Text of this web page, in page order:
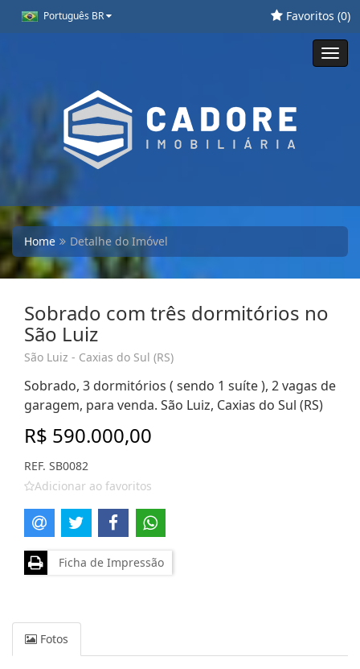
Português BR Favoritos (0)
Home Detalhe do Imóvel
Sobrado com três dormitórios no
São Luiz
São Luiz - Caxias do Sul (RS)
Sobrado, 3 dormitórios ( sendo 1 suíte ), 2 vagas de
garagem, para venda. São Luiz, Caxias do Sul (RS)
R$ 590.000,00
REF. SB0082
Adicionar ao favoritos
Ficha de Impressão
Fotos